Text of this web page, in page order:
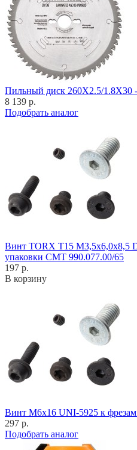
Пильный диск 260X2.5/1.8X30
8 139 р.
Подобрать аналог
Винт TORX T15 M3,5x6,0x8,5
упаковки CMT 990.077.00/65
197 р.
В корзину
Винт M6x16 UNI-5925 к
297 р.
Подобрать аналог